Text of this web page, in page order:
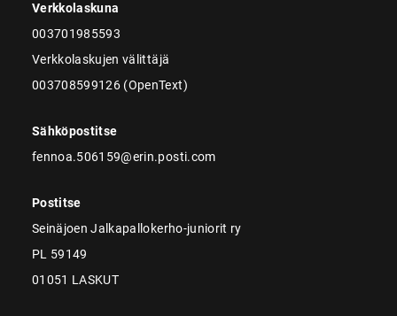
Verkkolaskuna
003701985593
Verkkolaskujen välittäjä
003708599126 (OpenText)
Sähköpostitse
fennoa.506159@erin.posti.com
Postitse
Seinäjoen Jalkapallokerho-juniorit ry
PL 59149
01051 LASKUT